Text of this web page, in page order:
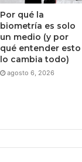
Por qué la
biometría es solo
un medio (y por
qué entender esto
lo cambia todo)
agosto 6, 2026